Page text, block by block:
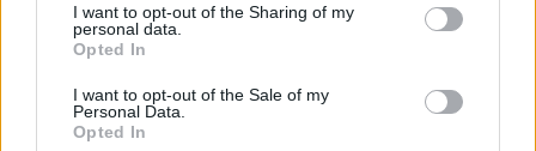
not limited to your visit or usage behaviour. You may click to
grant or deny consent to Google and its third-party tags to
use your data for below specified purposes in below Google
consent section.
I want to opt-out of the Sharing of my
personal data.
Opted In
I want to opt-out of the Sale of my
Personal Data.
Opted In